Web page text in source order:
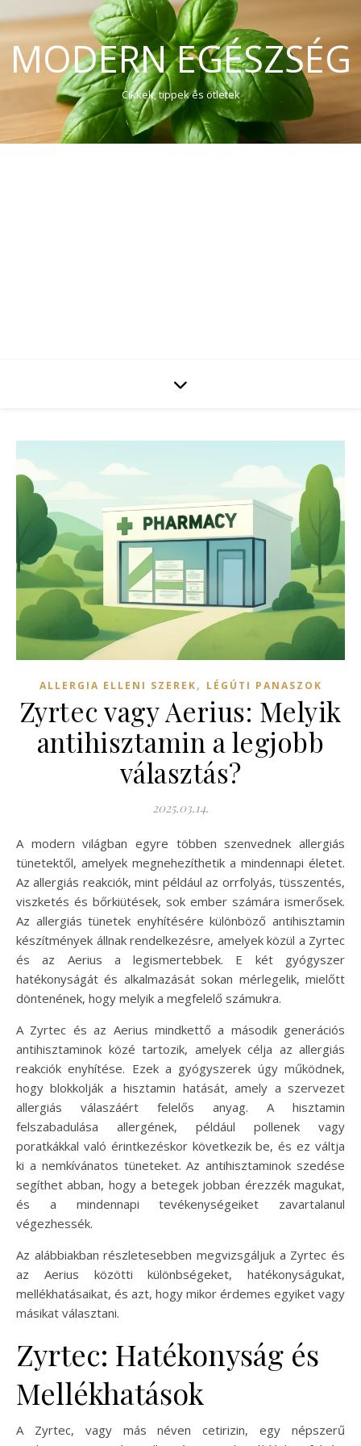
MODERN EGÉSZSÉG
Cikkek, tippek és ötletek
ALLERGIA ELLENI SZEREK, LÉGÚTI PANASZOK
Zyrtec vagy Aerius: Melyik
antihisztamin a legjobb
választás?
2025.03.14.
A modern világban egyre többen szenvednek allergiás
tünetektől, amelyek megnehezíthetik a mindennapi életet.
Az allergiás reakciók, mint például az orrfolyás, tüsszentés,
viszketés és bőrkiütések, sok ember számára ismerősek.
Az allergiás tünetek enyhítésére különböző antihisztamin
készítmények állnak rendelkezésre, amelyek közül a Zyrtec
és az Aerius a legismertebbek. E két gyógyszer
hatékonyságát és alkalmazását sokan mérlegelik, mielőtt
döntenének, hogy melyik a megfelelő számukra.
A Zyrtec és az Aerius mindkettő a második generációs
antihisztaminok közé tartozik, amelyek célja az allergiás
reakciók enyhítése. Ezek a gyógyszerek úgy működnek,
hogy blokkolják a hisztamin hatását, amely a szervezet
allergiás válaszáért felelős anyag. A hisztamin
felszabadulása allergének, például pollenek vagy
poratkákkal való érintkezéskor következik be, és ez váltja
ki a nemkívánatos tüneteket. Az antihisztaminok szedése
segíthet abban, hogy a betegek jobban érezzék magukat,
és a mindennapi tevékenységeiket zavartalanul
végezhessék.
Az alábbiakban részletesebben megvizsgáljuk a Zyrtec és
az Aerius közötti különbségeket, hatékonyságukat,
mellékhatásaikat, és azt, hogy mikor érdemes egyiket vagy
másikat választani.
Zyrtec: Hatékonyság és
Mellékhatások
A Zyrtec, vagy más néven cetirizin, egy népszerű